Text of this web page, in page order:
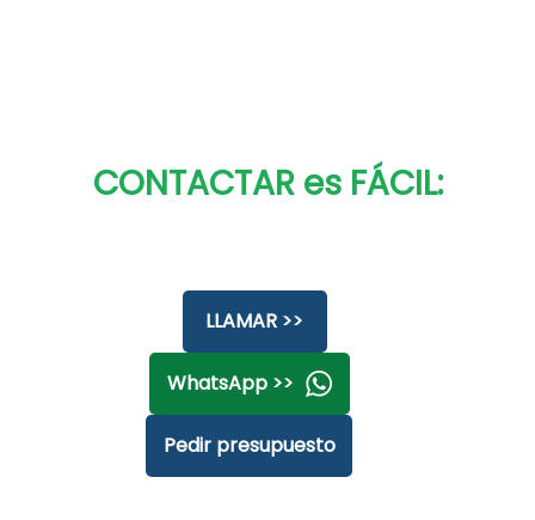
CONTACTAR es FÁCIL:
LLAMAR >>
WhatsApp >>
Pedir presupuesto